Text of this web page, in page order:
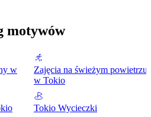
motywów
w
Zajęcia na świeżym powietrzu
w Tokio
Tokio Wycieczki